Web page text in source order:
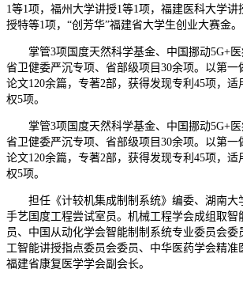
1等1项，福州大学讲授1等1项，福建医科大学讲
授特等1项，“创芳华”福建省大学生创业大赛金。
掌管3项国度天然科学基金、中国挪动5G+医
省卫健委严沉专项、省部级项目30余项。以第一
论文120余篇，专著2部，获得发现专利45项，
权5项。
掌管3项国度天然科学基金、中国挪动5G+医
省卫健委严沉专项、省部级项目30余项。以第一
论文120余篇，专著2部，获得发现专利45项，
权5项。
担任《计较机集成制制系统》编委、湖南大
手艺国度工程尝试室员。机械工程学会成组取智
员、中国从动化学会智能制制系统专业委员会委
工智能讲授指点委员会委员、中华医药学会精准
福建省康复医学学会副会长。